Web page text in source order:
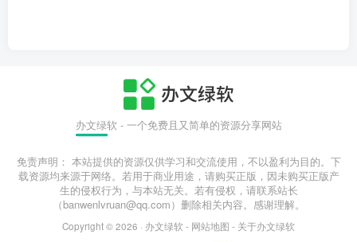
办文绿软 - 一个免费且又简单的资源分享网站
免责声明： 本站提供的资源仅供学习和交流使用，不以盈利为目的。下
载资源均来源于网络。若用于商业用途，请购买正版，因未购买正版产
生的侵权行为，与本站无关。若有侵权，请联系站长
（banwenlvruan@qq.com）删除相关内容。感谢理解。
Copyright © 2026 · 办文绿软 - 网站地图 - 关于办文绿软